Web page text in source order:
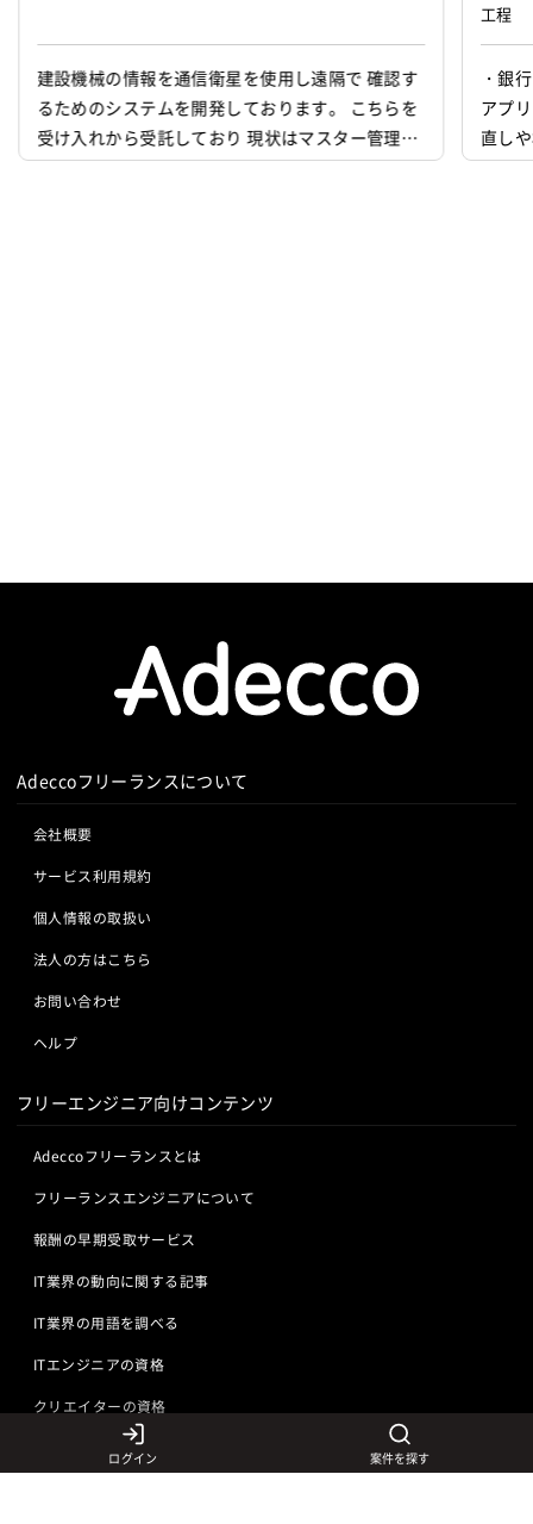
建設機械の情報を通信衛星を使用し遠隔で 確認す
るためのシステムを開発しております。 こちらを
受け入れから受託しており 現状はマスター管理、
端末管理、作業履歴の部分の開発作業を している
工程
・銀
アプ
直し
Adeccoフリーランスについて
会社概要
サービス利用規約
個人情報の取扱い
法人の方はこちら
お問い合わせ
ヘルプ
フリーエンジニア向けコンテンツ
Adeccoフリーランスとは
フリーランスエンジニアについて
報酬の早期受取サービス
IT業界の動向に関する記事
IT業界の用語を調べる
ITエンジニアの資格
クリエイターの資格
言語から探す
ログイン 案件を探す